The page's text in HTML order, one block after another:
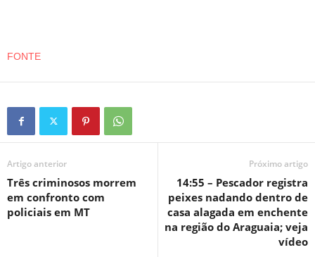
FONTE
Artigo anterior
Três criminosos morrem
em confronto com
policiais em MT
Próximo artigo
14:55 – Pescador registra
peixes nadando dentro de
casa alagada em enchente
na região do Araguaia; veja
vídeo